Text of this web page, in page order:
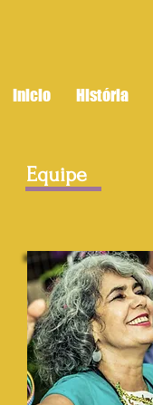
Inicio História
Equipe